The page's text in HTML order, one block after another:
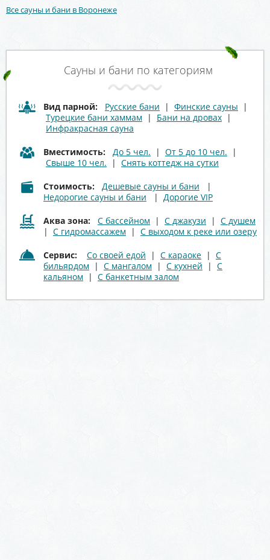
Все сауны и бани в Воронеже
Сауны и бани по категориям
Вид парной: Русские бани | Финские сауны |
Турецкие бани хаммам | Бани на дровах |
Инфракрасная сауна
Вместимость: До 5 чел. | От 5 до 10 чел. |
Свыше 10 чел. | Снять коттедж на сутки
Стоимость: Дешевые сауны и бани |
Недорогие сауны и бани | Дорогие VIP
Аква зона: С бассейном | С джакузи | С душем
| С гидромассажем | С выходом к реке или озеру
Сервис: Со своей едой | С караоке | С
бильярдом | С мангалом | С кухней | С
кальяном | С банкетным залом